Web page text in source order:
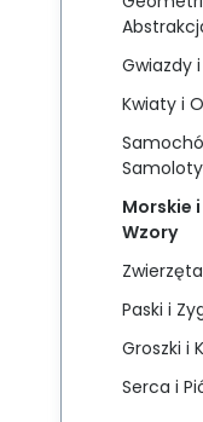
Gwiazdy
Kwiaty i
Morskie
Wzory
Paski i
Groszki i
Serca i